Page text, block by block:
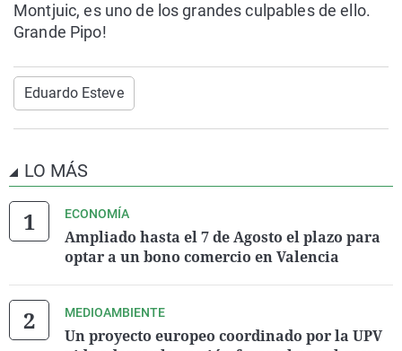
Montjuic, es uno de los grandes culpables de ello.
Grande Pipo!
Eduardo Esteve
LO MÁS
ECONOMÍA
Ampliado hasta el 7 de Agosto el plazo para
optar a un bono comercio en Valencia
MEDIOAMBIENTE
Un proyecto europeo coordinado por la UPV